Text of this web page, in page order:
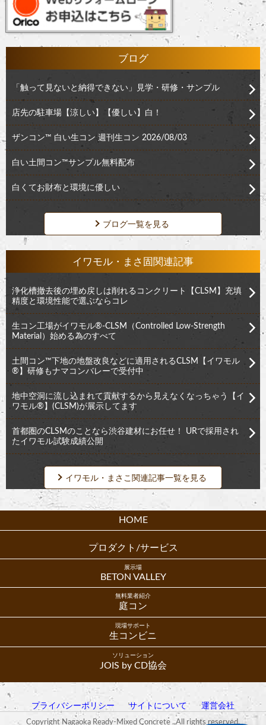
ブログ
「触って見ないと納得できない」見学・研修・サンプル
店先の駐車場【涼しい】【優しい】白！
ザンコン™︎ 白い生コン 週刊生コン 2026/08/03
白い土間コン™︎サンプル無料配布
白くてお財布と環境に優しい
ブログ一覧を見る
イワモル・まさ固関連記事
浄化槽撤去後の埋め戻しは削れるコンクリート【CLSM】充填
精度と環境性能で選ぶならコレ
生コン工場がイワモル®︎-CLSM（Controlled Low-Strength
Material）始める為のすべて
土間コン™︎下地の地盤改良などに適用されるCLSM【イワモル
®︎】研修もナマコンバレーで受付中
地中空洞に流し込まれて貢献するから見えなくなっちゃう【イ
ワモル®︎】(CLSM)が展示してます
首都圏のCLSMのことなら渋谷建材にお任せ！ URで採用され
たイワモル試験成績公開
イワモル・まさこ関連記事一覧を見る
HOME
プロダクト/サービス
展示場
BETON VALLEY
無料業者紹介
庭コン
現場サポート
生コンビニ
ソリューション
JOIS by CD協会
プライバシーポリシー サイトについて 運営会社
Copyright Nagaoka Ready-Mixed Concrete .,All rights reserved.